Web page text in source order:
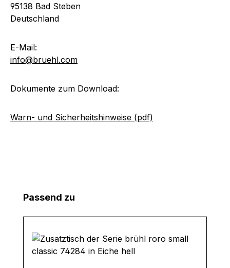
95138 Bad Steben
Deutschland
E-Mail:
info@bruehl.com
Dokumente zum Download:
Warn- und Sicherheitshinweise (pdf)
Produktgalerie überspringen
Passend zu